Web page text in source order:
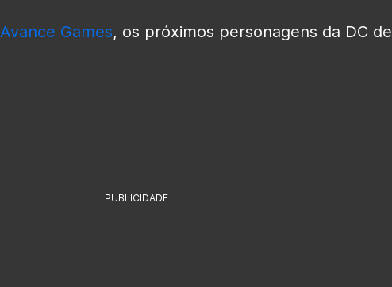
Avance Games, os próximos personagens da DC de
PUBLICIDADE